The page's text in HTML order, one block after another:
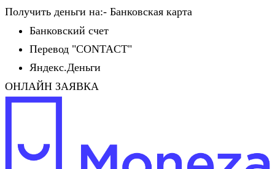
Получить деньги на:- Банковская карта
Банковский счет
Перевод "CONTACT"
Яндекс.Деньги
ОНЛАЙН ЗАЯВКА